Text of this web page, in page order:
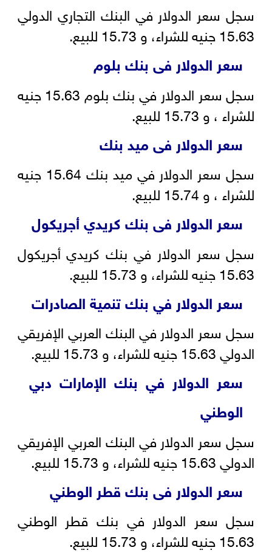
سجل سعر الدولار في البنك التجاري الدولي
15.63 جنيه للشراء، و 15.73 للبيع.
سعر الدولار فى بنك بلوم
سجل سعر الدولار في بنك بلوم 15.63 جنيه
للشراء ، و 15.73 للبيع.
سعر الدولار فى ميد بنك
سجل سعر الدولار في ميد بنك 15.64 جنيه
للشراء ، و 15.74 للبيع.
سعر الدولار فى بنك كريدي أجريكول
سجل سعر الدولار في بنك كريدي أجريكول
15.63 جنيه للشراء، و 15.73 للبيع.
سعر الدولار في بنك تنمية الصادرات
سجل سعر الدولار في البنك العربي الإفريقي
الدولي 15.63 جنيه للشراء، و 15.73 للبيع.
سعر الدولار في بنك الإمارات دبي
الوطني
سجل سعر الدولار في البنك العربي الإفريقي
الدولي 15.63 جنيه للشراء، و 15.73 للبيع.
سعر الدولار فى بنك قطر الوطني
سجل سعر الدولار في بنك قطر الوطني
15.63 جنيه للشراء، و 15.73 للبيع.